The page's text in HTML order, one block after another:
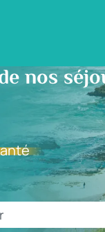
nos
Filtrer les résultats